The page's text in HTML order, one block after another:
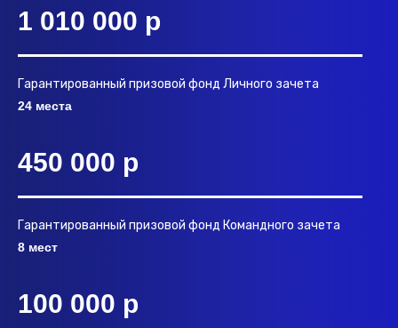
1 010 000 р
Гарантированный призовой фонд Личного зачета
24 места
450 000 р
Гарантированный призовой фонд Командного зачета
8 мест
100 000 р